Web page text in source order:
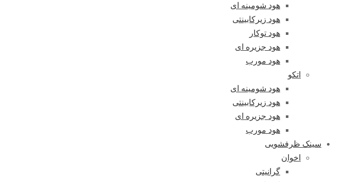
هود شومینه ای
هود زیرکابینتی
هود توکار
هود جزیره ای
هود مورب
اتکو
هود شومینه ای
هود زیرکابینتی
هود جزیره ای
هود مورب
سینک ظرفشویی
اخوان
گرانیتی